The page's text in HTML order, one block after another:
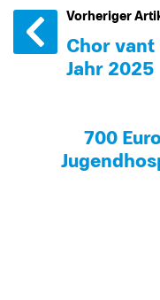
Vorheriger
Chor
Jahr 2025
700